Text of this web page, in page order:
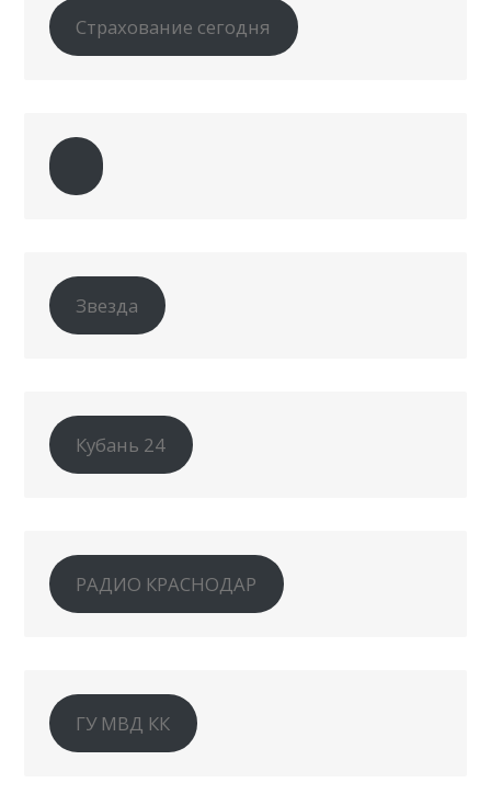
Страхование сегодня
Звезда
Кубань 24
РАДИО КРАСНОДАР
ГУ МВД КК